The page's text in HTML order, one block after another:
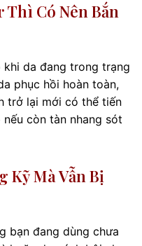
Thì Có Nên Bắn
da đang trong trạng
phục hồi hoàn toàn,
trở lại mới có thể tiến
còn tàn nhang sót
Kỹ Mà Vẫn Bị
bạn đang dùng chưa